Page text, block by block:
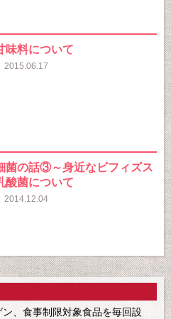
味料について
2015.06.17
菌の話③～身近なビフィズス
酸菌について
2014.12.04
、食事制限対象食品を毎回設